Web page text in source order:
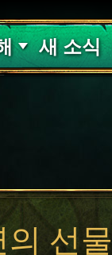
새 소식
의 선물